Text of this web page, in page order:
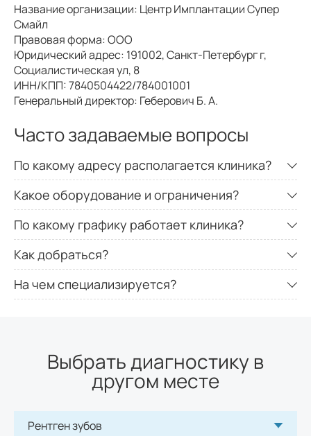
Название организации: Центр Имплантации Супер
Смайл
Правовая форма: ООО
Юридический адрес: 191002, Санкт-Петербург г,
Социалистическая ул, 8
ИНН/КПП: 7840504422/784001001
Генеральный директор: Геберович Б. А.
Часто задаваемые вопросы
По какому адресу располагается клиника?
Какое оборудование и ограничения?
По какому графику работает клиника?
Как добраться?
На чем специализируется?
Выбрать диагностику в
другом месте
Рентген зубов